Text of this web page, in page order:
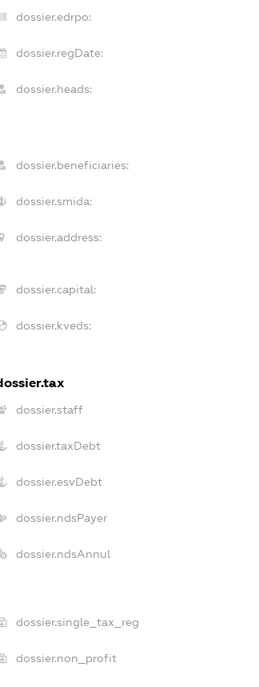
dossier.edrpo:
dossier.regDate:
dossier.heads:
dossier.beneficiaries:
dossier.smida:
dossier.address:
dossier.capital:
dossier.kveds:
dossier.staff
dossier.taxDebt
dossier.esvDebt
dossier.ndsPayer
dossier.ndsAnnul
dossier.single_tax_reg
dossier.non_profit